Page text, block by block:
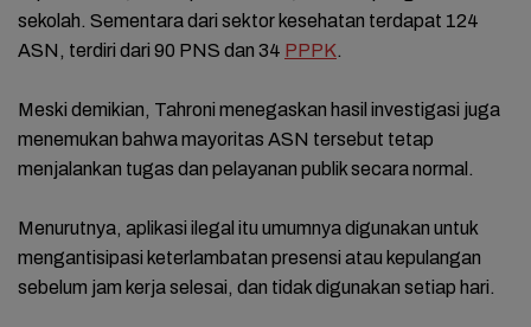
sekolah. Sementara dari sektor kesehatan terdapat 124
ASN, terdiri dari 90 PNS dan 34 PPPK.
Meski demikian, Tahroni menegaskan hasil investigasi juga
menemukan bahwa mayoritas ASN tersebut tetap
menjalankan tugas dan pelayanan publik secara normal.
Menurutnya, aplikasi ilegal itu umumnya digunakan untuk
mengantisipasi keterlambatan presensi atau kepulangan
sebelum jam kerja selesai, dan tidak digunakan setiap hari.